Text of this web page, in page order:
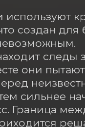
создан для
следы
они
сильнее
Граница